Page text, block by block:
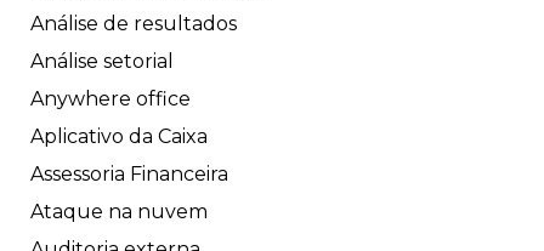
Análise de resultados
Análise setorial
Anywhere office
Aplicativo da Caixa
Assessoria Financeira
Ataque na nuvem